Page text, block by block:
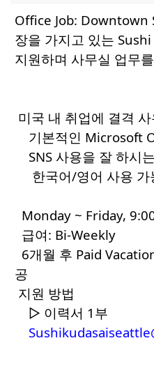
Office Job: Downtown
장을 가지고 있는
지원하며 사무실 업무
미국 내 취업에 결격
기본적인 Microsoft
SNS 사용을 잘 하시
한국어/영어 사용 가
Monday ~ Friday,
급여: Bi-Weekly
6개월 후 Paid
공
지원 방법
▷ 이력서 1부